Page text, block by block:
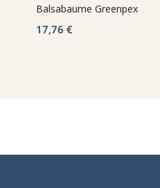
Balsabaume Greenpex
17,76 €